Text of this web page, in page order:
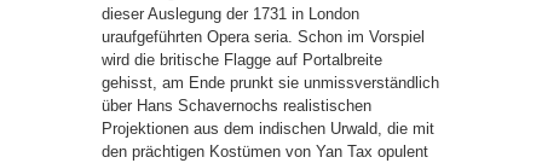
dieser Auslegung der 1731 in London
uraufgeführten Opera seria. Schon im Vorspiel
wird die britische Flagge auf Portalbreite
gehisst, am Ende prunkt sie unmissverständlich
über Hans Schavernochs realistischen
Projektionen aus dem indischen Urwald, die mit
den prächtigen Kostümen von Yan Tax opulent